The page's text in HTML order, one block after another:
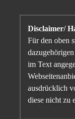
Disclaimer/
Für den oben
im Text
ausdrücklich
diese nicht zu